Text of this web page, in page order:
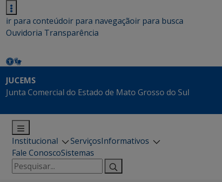
ir para conteúdoir para navegaçãoir para busca
Ouvidoria Transparência
JUCEMS
Junta Comercial do Estado de Mato Grosso do Sul
Institucional ServiçosInformativos
Fale ConoscoSistemas
Pesquisar
por: